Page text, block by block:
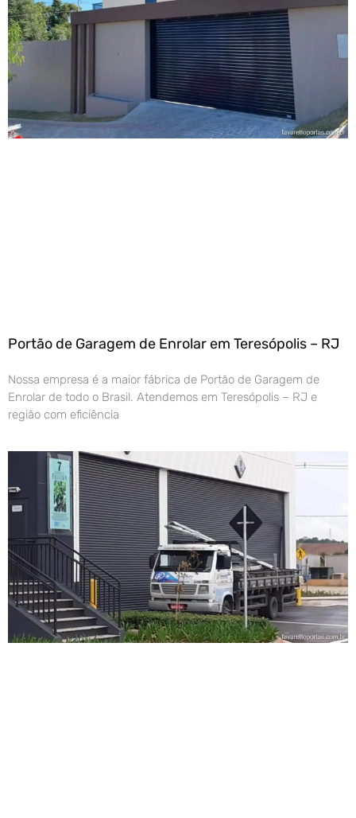
Portão de Garagem de Enrolar em Teresópolis – RJ
Nossa empresa é a maior fábrica de Portão de Garagem de
Enrolar de todo o Brasil. Atendemos em Teresópolis – RJ e
região com eficiência